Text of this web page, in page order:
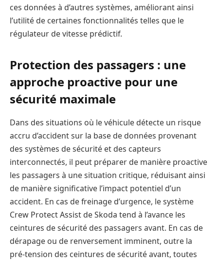
ces données à d’autres systèmes, améliorant ainsi
l’utilité de certaines fonctionnalités telles que le
régulateur de vitesse prédictif.
Protection des passagers : une
approche proactive pour une
sécurité maximale
Dans des situations où le véhicule détecte un risque
accru d’accident sur la base de données provenant
des systèmes de sécurité et des capteurs
interconnectés, il peut préparer de manière proactive
les passagers à une situation critique, réduisant ainsi
de manière significative l’impact potentiel d’un
accident. En cas de freinage d’urgence, le système
Crew Protect Assist de Skoda tend à l’avance les
ceintures de sécurité des passagers avant. En cas de
dérapage ou de renversement imminent, outre la
pré-tension des ceintures de sécurité avant, toutes